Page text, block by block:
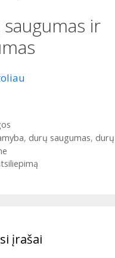
ir
, durų saugumas,
įrašai